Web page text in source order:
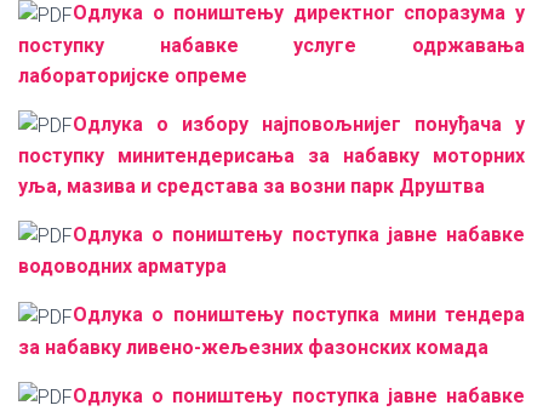
Одлука о поништењу директног споразума у
поступку набавке услуге одржавања
лабораторијске опреме
Одлука о избору најповољнијег понуђача у
поступку минитендерисања за набавку моторних
уља, мазива и средстава за возни парк Друштва
Одлука о поништењу поступка јавне набавке
водоводних арматура
Одлука о поништењу поступка мини тендера
за набавку ливено-жељезних фазонских комада
Одлука о поништењу поступка јавне набавке